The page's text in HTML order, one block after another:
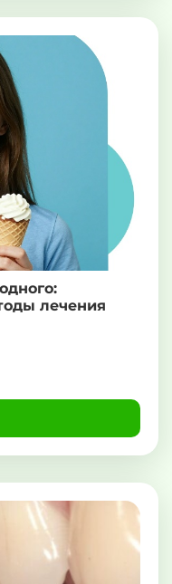
лечения